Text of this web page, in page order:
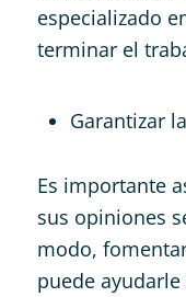
especializado
terminar el
Garantizar
Es importante
sus opiniones
modo,
puede